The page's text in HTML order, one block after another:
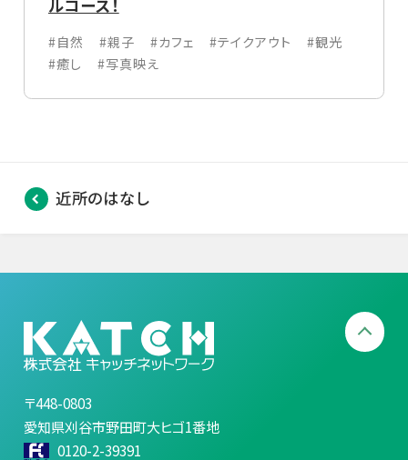
ルコース！
#自然 #親子 #カフェ #テイクアウト
#観光
#癒し
#写真映え
近所のはなし
〒448-0803
愛知県刈谷市野田町大ヒゴ1番地
0120-2-39391